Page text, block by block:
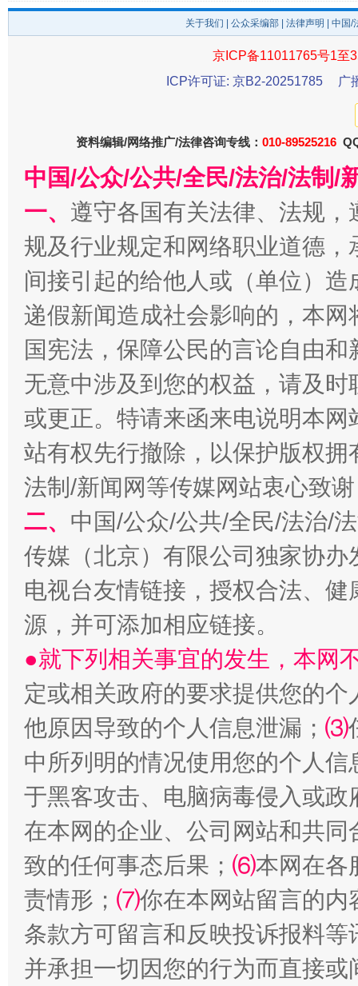
揭开“小金库”的免责幌子
受贿1.44亿！段成刚被判无期 从幼
阿坝州三大球赛在茂县开幕 规模
关于我们 公众采编部 法律声明 | 中国
京ICP备11011765号1至
ICP许可证: 京B2-20251785
广
资料编辑/网络推广/法律咨询专线： 010-89525216
中国/公众/公共/全民/法治/法制/
一、 遵守各国有关法律、法规
规及行业规定和网络职业道德
间接引起的给他人或（单位）
递假新闻造成社会影响的，本
国宪法，保障公民的言论自由
无意中涉及到您的权益，请及
或更正。特请来函来电说明本
站有权先行撤除，以保护版权
法制/新闻网等传媒网站衷心致
二、 中国/公众/公共/全民/法治/
传媒（北京）有限公司独家协
电视台友情链接，授权合法、
源，并可添加相应链接。
●就下列相关事宜的发生，本网
定或相关政府的要求提供您的个
他原因导致的个人信息泄漏； ⑶
中所列明的情况使用您的个人
于黑客攻击、电脑病毒侵入或
在本网的企业、公司网站和共
致的任何事态后果； ⑹本网在各
责情形； ⑺你在本网站留言的内
条款方可留言和反映投诉报料
并承担一切因您的行为而直接